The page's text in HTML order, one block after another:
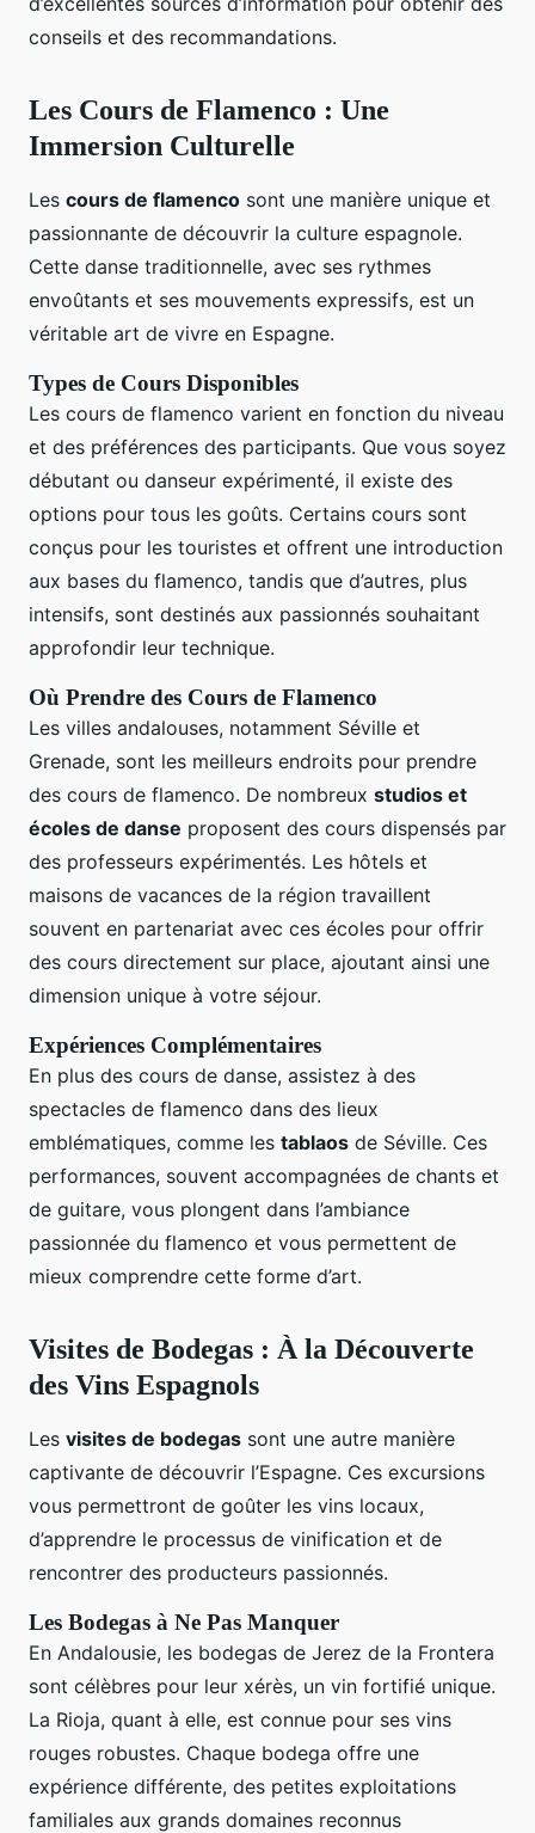
conseils et des recommandations.
Les Cours de Flamenco : Une
Immersion Culturelle
Les cours de flamenco sont une manière unique et
passionnante de découvrir la culture espagnole.
Cette danse traditionnelle, avec ses rythmes
envoûtants et ses mouvements expressifs, est un
véritable art de vivre en Espagne.
Types de Cours Disponibles
Les cours de flamenco varient en fonction du niveau
et des préférences des participants. Que vous soyez
débutant ou danseur expérimenté, il existe des
options pour tous les goûts. Certains cours sont
conçus pour les touristes et offrent une introduction
aux bases du flamenco, tandis que d’autres, plus
intensifs, sont destinés aux passionnés souhaitant
approfondir leur technique.
Où Prendre des Cours de Flamenco
Les villes andalouses, notamment Séville et
Grenade, sont les meilleurs endroits pour prendre
des cours de flamenco. De nombreux studios et
écoles de danse proposent des cours dispensés par
des professeurs expérimentés. Les hôtels et
maisons de vacances de la région travaillent
souvent en partenariat avec ces écoles pour offrir
des cours directement sur place, ajoutant ainsi une
dimension unique à votre séjour.
Expériences Complémentaires
En plus des cours de danse, assistez à des
spectacles de flamenco dans des lieux
emblématiques, comme les tablaos de Séville. Ces
performances, souvent accompagnées de chants et
de guitare, vous plongent dans l’ambiance
passionnée du flamenco et vous permettent de
mieux comprendre cette forme d’art.
Visites de Bodegas : À la Découverte
des Vins Espagnols
Les visites de bodegas sont une autre manière
captivante de découvrir l’Espagne. Ces excursions
vous permettront de goûter les vins locaux,
d’apprendre le processus de vinification et de
rencontrer des producteurs passionnés.
Les Bodegas à Ne Pas Manquer
En Andalousie, les bodegas de Jerez de la Frontera
sont célèbres pour leur xérès, un vin fortifié unique.
La Rioja, quant à elle, est connue pour ses vins
rouges robustes. Chaque bodega offre une
expérience différente, des petites exploitations
familiales aux grands domaines reconnus